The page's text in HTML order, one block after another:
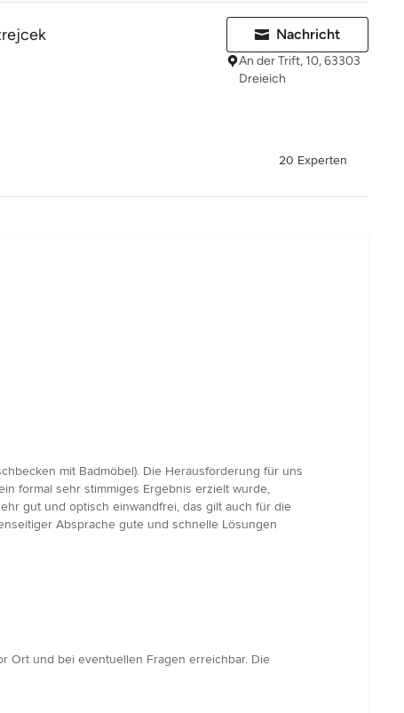
Nachricht
An der Trift, 10, 63303
Dreieich
20 Experten
mit Badmöbel). Die Herausforderung für uns
formal sehr stimmiges Ergebnis erzielt wurde,
gut und optisch einwandfrei, das gilt auch für die
Absprache gute und schnelle Lösungen
Ort und bei eventuellen Fragen erreichbar. Die